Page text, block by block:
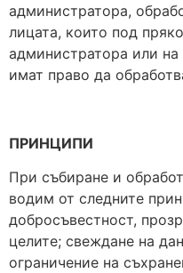
администратора,
лицата, които под
администратора или
имат право да
ПРИНЦИПИ
При събиране и
водим от следните
добросъвестност,
целите; свеждане на
ограничение на